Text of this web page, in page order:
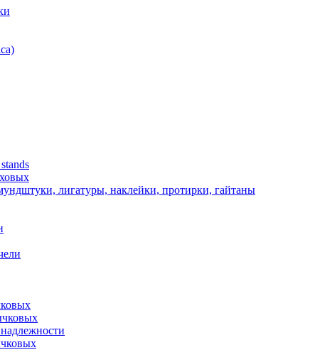
лигатуры, наклейки, протирки, гайтаны